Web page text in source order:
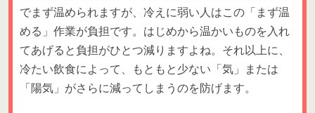
でまず温められますが、冷えに弱い人はこの「まず温
める」作業が負担です。はじめから温かいものを入れ
てあげると負担がひとつ減りますよね。それ以上に、
冷たい飲食によって、もともと少ない「気」または
「陽気」がさらに減ってしまうのを防げます。